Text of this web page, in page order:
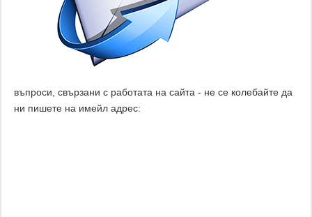
въпроси, свързани с работата на сайта - не се колебайте да
ни пишете на имейл адрес: